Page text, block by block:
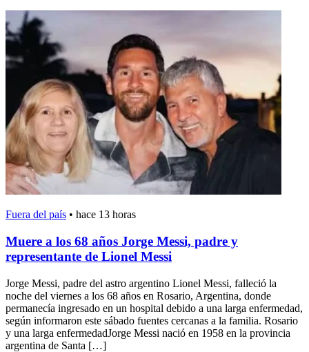
Fuera del país • hace 13 horas
Muere a los 68 años Jorge Messi, padre y
representante de Lionel Messi
Jorge Messi, padre del astro argentino Lionel Messi, falleció la
noche del viernes a los 68 años en Rosario, Argentina, donde
permanecía ingresado en un hospital debido a una larga enfermedad,
según informaron este sábado fuentes cercanas a la familia. Rosario
y una larga enfermedadJorge Messi nació en 1958 en la provincia
argentina de Santa […]